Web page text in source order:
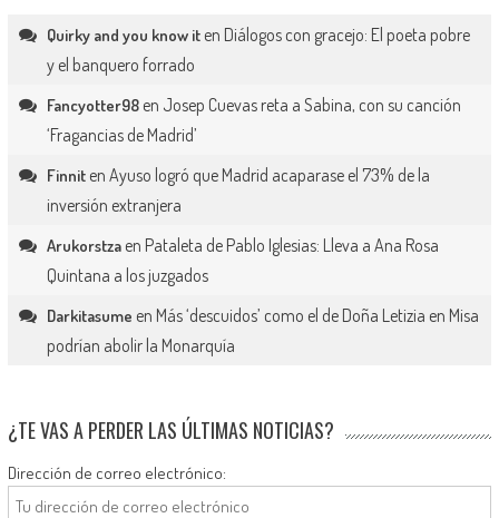
Quirky and you know iten Diálogos con gracejo: El poeta pobre
y el banquero forrado
Fancyotter98en Josep Cuevas reta a Sabina, con su canción
‘Fragancias de Madrid’
Finniten Ayuso logró que Madrid acaparase el 73% de la
inversión extranjera
Arukorstzaen Pataleta de Pablo Iglesias: Lleva a Ana Rosa
Quintana a los juzgados
Darkitasume en Más ‘descuidos’ como el de Doña Letizia en Misa
podrían abolir la Monarquía
¿TE VAS A PERDER LAS ÚLTIMAS NOTICIAS?
Dirección de correo electrónico: